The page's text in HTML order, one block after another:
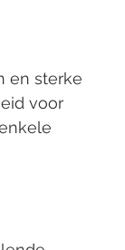
en sterke
voor